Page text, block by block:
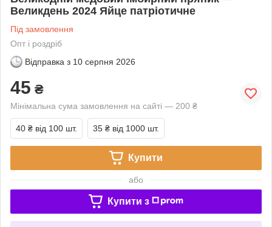
Великдень 2024 Яйце патріотичне
Під замовлення
Опт і роздріб
Відправка з 10 серпня 2026
45 ₴
Мінімальна сума замовлення на сайті — 200 ₴
40 ₴ від 100 шт. 35 ₴ від 1000 шт.
Купити
або
Купити з